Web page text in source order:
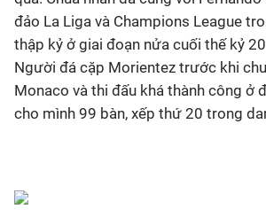
đảo La Liga và Champions League
thập kỷ ở giai đoạn nửa cuối thế kỷ
Người đá cặp Morientez trước khi
Monaco và thi đấu khá thành công ở
cho mình 99 bàn, xếp thứ 20 trong